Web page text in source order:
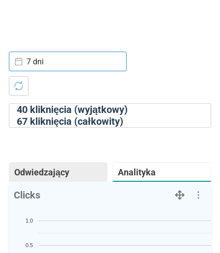
40kliknięcia (wyjątkowy)
67kliknięcia (całkowity)
7 dni
Odwiedzający Analityka
Clicks
0.5
1.0